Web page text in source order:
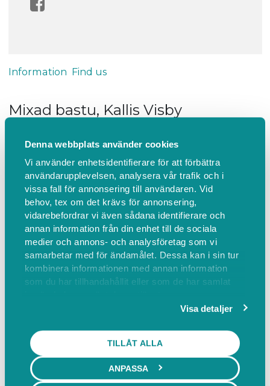
Denna webbplats använder cookies
Vi använder enhetsidentifierare för att förbättra
användarupplevelsen, analysera vår trafik och i
vissa fall för annonsering till användaren. Vid
behov, tex om det krävs för annonsering,
vidarebefordrar vi även sådana identifierare och
annan information från din enhet till de sociala
medier och annons- och analysföretag som vi
samarbetar med för ändamålet. Dessa kan i sin tur
kombinera informationen med annan information
som du har tillhandahållit eller som de har samlat
Visa detaljer
TILLÅT ALLA
ANPASSA
Information Find us
Mixad bastu, Kallis Visby
OBS - det går ej att avboka
Vi har följande enkla regler för att utnyttja bastun:
- Du ska vara fullt frisk. Vid minsta symtom på
sjukdom avstå från besök.
- Visa hänsyn genom att hålla avstånd i bastu och
omklädningsrum.
- Bastun är dimensionerad för 9 personer men det
kan vara fler personer i omklädningsrummen.
- Ingen alkoholförtäring inom bastulokalerna.
Find us